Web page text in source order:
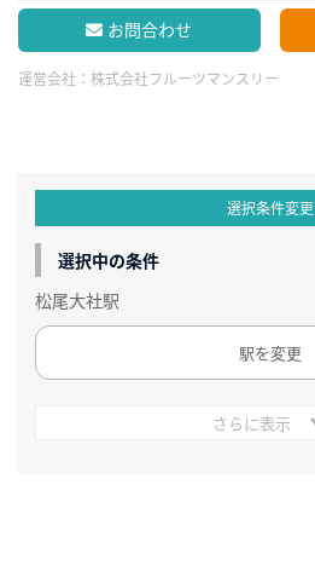
お問合わせ
運営会社： 株式会社フルーツマンスリー
選択条件変更
選択中の条件
松尾大社駅
駅を変更
さらに表示